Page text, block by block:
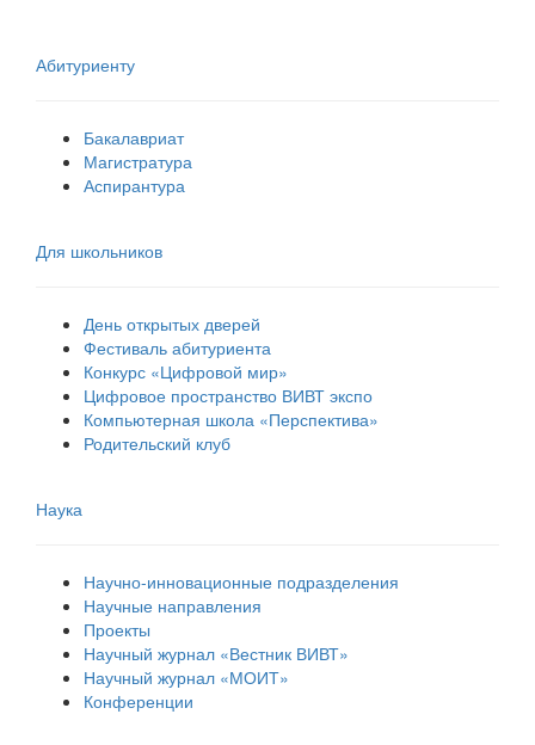
Абитуриенту
Бакалавриат
Магистратура
Аспирантура
Для школьников
День открытых дверей
Фестиваль абитуриента
Конкурс «Цифровой мир»
Цифровое пространство ВИВТ экспо
Компьютерная школа «Перспектива»
Родительский клуб
Наука
Научно-инновационные подразделения
Научные направления
Проекты
Научный журнал «Вестник ВИВТ»
Научный журнал «МОИТ»
Конференции